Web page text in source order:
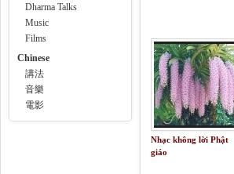
Dharma Talks
Music
Films
Chinese
講法
音樂
電影
Nhạc không lời Phật
giáo